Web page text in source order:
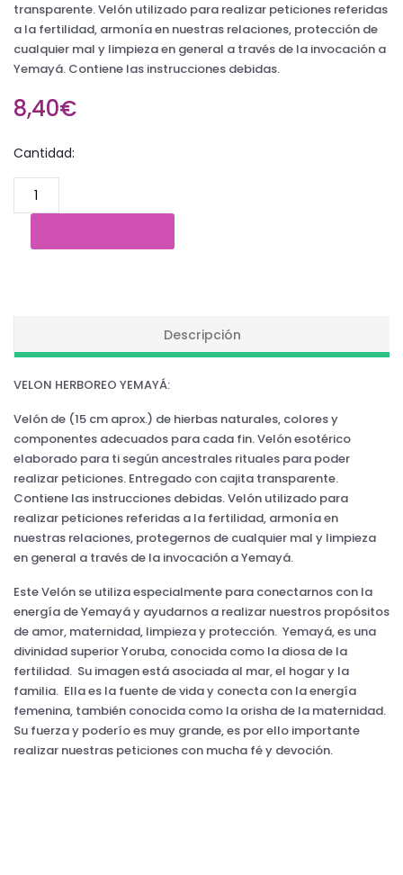
transparente. Velón utilizado para realizar peticiones referidas
a la fertilidad, armonía en nuestras relaciones, protección de
cualquier mal y limpieza en general a través de la invocación a
Yemayá. Contiene las instrucciones debidas.
8,40€
Cantidad:
Descripción
VELON HERBOREO YEMAYÁ:
Velón de (15 cm aprox.) de hierbas naturales, colores y
componentes adecuados para cada fin. Velón esotérico
elaborado para ti según ancestrales rituales para poder
realizar peticiones. Entregado con cajita transparente.
Contiene las instrucciones debidas. Velón utilizado para
realizar peticiones referidas a la fertilidad, armonía en
nuestras relaciones, protegernos de cualquier mal y limpieza
en general a través de la invocación a Yemayá.
Este Velón se utiliza especialmente para conectarnos con la
energía de Yemayá y ayudarnos a realizar nuestros propósitos
de amor, maternidad, limpieza y protección. Yemayá, es una
divinidad superior Yoruba, conocida como la diosa de la
fertilidad. Su imagen está asociada al mar, el hogar y la
familia. Ella es la fuente de vida y conecta con la energía
femenina, también conocida como la orisha de la maternidad.
Su fuerza y poderío es muy grande, es por ello importante
realizar nuestras peticiones con mucha fé y devoción.